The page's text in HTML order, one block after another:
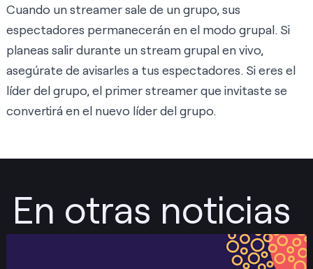
Cuando un streamer sale de un grupo, sus
espectadores permanecerán en el modo grupal. Si
planeas salir durante un stream grupal en vivo,
asegúrate de avisarles a tus espectadores. Si eres el
líder del grupo, el primer streamer que invitaste se
convertirá en el nuevo líder del grupo.
En otras noticias